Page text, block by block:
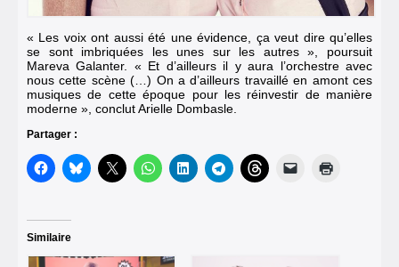
« Les voix ont aussi été une évidence, ça veut dire qu’elles
se sont imbriquées les unes sur les autres », poursuit
Mareva Galanter. « Et d’ailleurs il y aura l’orchestre avec
nous cette scène (…) On a d’ailleurs travaillé en amont ces
musiques de cette époque pour les réinvestir de manière
moderne », conclut Arielle Dombasle.
Partager :
Similaire